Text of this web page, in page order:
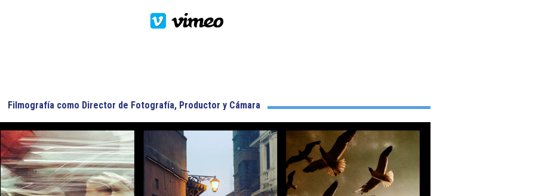
Filmografía como Director de Fotografía, Productor y Cámara